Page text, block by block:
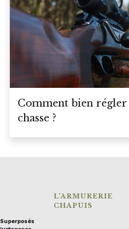
Comment bien régler
chasse ?
L’ARMURERIE
CHAPUIS